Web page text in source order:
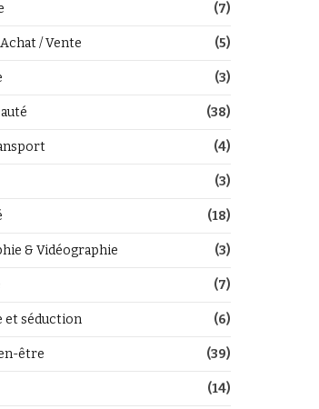
(7)
/ Vente (5)
(3)
(38)
(4)
(3)
(18)
& Vidéographie (3)
(7)
et séduction (6)
être (39)
(14)